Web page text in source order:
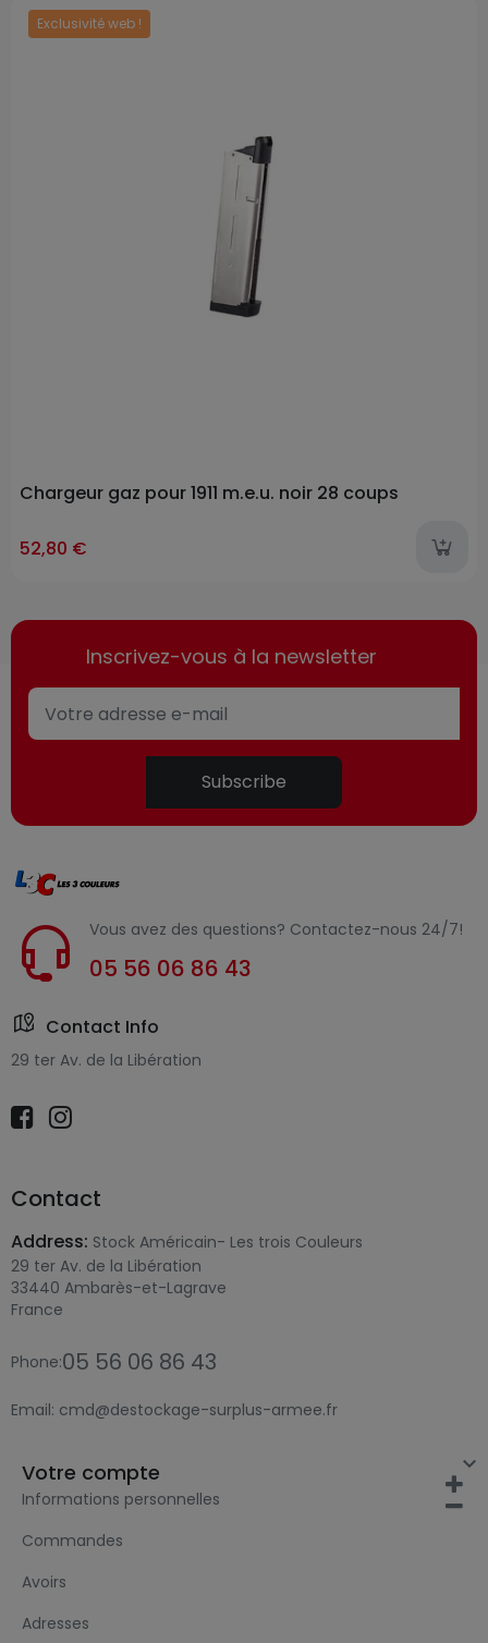
Exclusivité web !
Chargeur gaz pour 1911 m.e.u. noir 28 coups
52,80 €
Inscrivez-vous à la newsletter
Subscribe
Vous avez des questions? Contactez-nous 24/7!
05 56 06 86 43
Contact Info
29 ter Av. de la Libération
Contact
Address: Stock Américain- Les trois Couleurs
29 ter Av. de la Libération
33440 Ambarès-et-Lagrave
France
Phone:05 56 06 86 43
Email: cmd@destockage-surplus-armee.fr

Votre compte
Informations personnelles
Commandes
Avoirs
Adresses